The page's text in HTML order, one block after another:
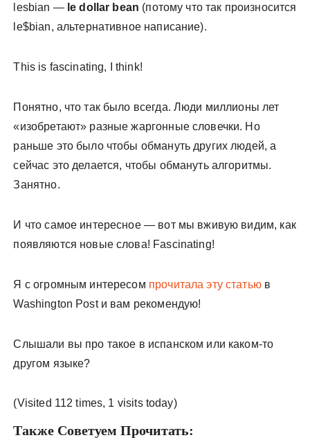
lesbian — le dollar bean (потому что так произносится
le$bian, альтернативное написание).
This is fascinating, I think!
Понятно, что так было всегда. Люди миллионы лет
«изобретают» разные жаргонные словечки. Но
раньше это было чтобы обмануть других людей, а
сейчас это делается, чтобы обмануть алгоритмы.
Занятно.
И что самое интересное — вот мы вживую видим, как
появляются новые слова! Fascinating!
Я с огромным интересом прочитала эту статьюв
Washington Post и вам рекомендую!
Слышали вы про такое в испанском или каком-то
другом языке?
(Visited 112 times, 1 visits today)
Также Советуем Прочитать: